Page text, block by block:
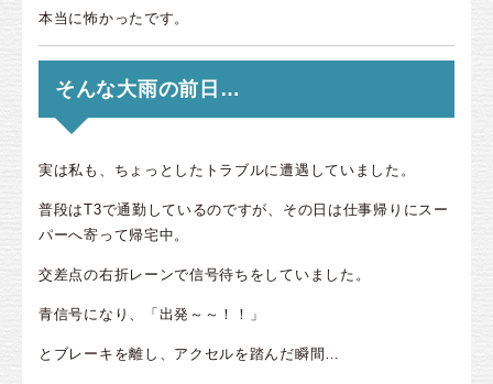
本当に怖かったです。
そんな大雨の前日…
実は私も、ちょっとしたトラブルに遭遇していました。
普段はT3で通勤しているのですが、その日は仕事帰りにスー
パーへ寄って帰宅中。
交差点の右折レーンで信号待ちをしていました。
青信号になり、「出発～～！！」
とブレーキを離し、アクセルを踏んだ瞬間…